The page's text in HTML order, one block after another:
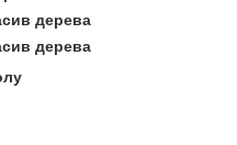
дерева
дерева